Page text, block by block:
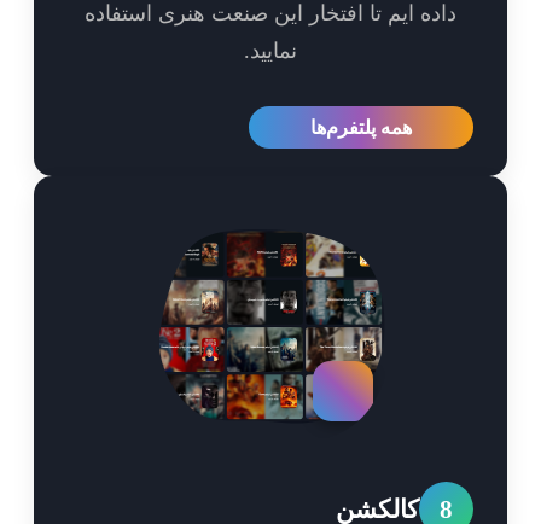
ایم تا افتخار این صنعت هنری استفاده
همه پلتفرم‌ها
کالکشن